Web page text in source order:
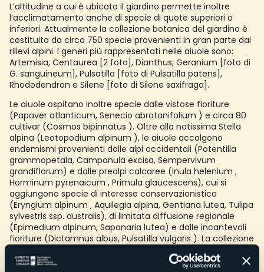
L’altitudine a cui è ubicato il giardino permette inoltre
l’acclimatamento anche di specie di quote superiori o
inferiori. Attualmente la collezione botanica del giardino è
costituita da circa 750 specie provenienti in gran parte dai
rilievi alpini. I generi più rappresentati nelle aiuole sono:
Artemisia, Centaurea [2 foto], Dianthus, Geranium [foto di
G. sanguineum], Pulsatilla [foto di Pulsatilla patens],
Rhododendron e Silene [foto di Silene saxifraga].
Le aiuole ospitano inoltre specie dalle vistose fioriture
(Papaver atlanticum, Senecio abrotanifolium ) e circa 80
cultivar (Cosmos bipinnatus ). Oltre alla notissima Stella
alpina (Leotopodium alpinum ), le aiuole accolgono
endemismi provenienti dalle alpi occidentali (Potentilla
grammopetala, Campanula excisa, Sempervivum
grandiflorum) e dalle prealpi calcaree (Inula helenium ,
Horminum pyrenaicum , Primula glaucescens), cui si
aggiungono specie di interesse conservazionistico
(Eryngium alpinum , Aquilegia alpina, Gentiana lutea, Tulipa
sylvestris ssp. australis), di limitata diffusione regionale
(Epimedium alpinum, Saponaria lutea) e dalle incantevoli
fioriture (Dictamnus albus, Pulsatilla vulgaris ). La collezione
montuosi: Caucaso (Eryngium giganteum, Heracleum